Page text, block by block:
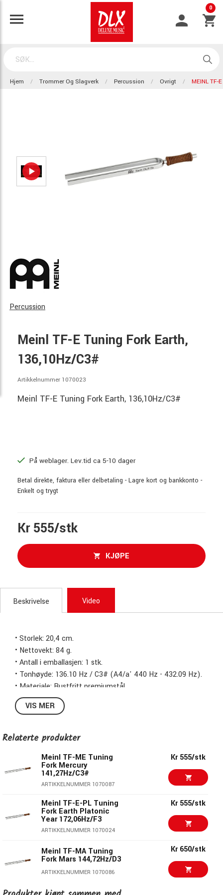
0
Hjem Trommer Og Slagverk Percussion Ovrigt MEINL TF-E
Percussion
Meinl TF-E Tuning Fork Earth,
136,10Hz/C3#
Artikkelnummer 1070023
Meinl TF-E Tuning Fork Earth, 136,10Hz/C3#
På weblager. Lev.tid ca 5-10 dager
Betal direkte, faktura eller delbetaling - Lagre kort og bankkonto -
Enkelt og trygt
Kr 555/stk
KJØPE
Beskrivelse Video
• Storlek: 20,4 cm.
• Nettovekt: 84 g.
• Antall i emballasjen: 1 stk.
• Tonhøyde: 136.10 Hz / C3# (A4/a' 440 Hz - 432.09 Hz).
• Materiale: Rustfritt premiumstål.
• Håndlaget mesterverk.
• Produsert i Tyskland.
• Ergonomisk utformet håndtak av kork.
Om Meinl Planetery Tuned Tuning Forks:
Meinl Planetære stämgafflar er stemt, ved å bruke Hans
Coustos beregninger (den kosmiske oktaven), for å
himlakroppene i vårt solsystem. Hver stämgaffel er stemt
for å gjengi den tilsvarende frekvensen fra hver himlakropp.
Designet for bruk i terapeutiske sammenhenger.
VIS MER
Relaterte produkter
Meinl TF-ME Tuning
Fork Mercury
141,27Hz/C3#
ARTIKKELNUMMER 1070087
Kr 555/stk
Meinl TF-E-PL Tuning
Fork Earth Platonic
Year 172,06Hz/F3
ARTIKKELNUMMER 1070024
Kr 555/stk
Meinl TF-MA Tuning
Fork Mars 144,72Hz/D3
ARTIKKELNUMMER 1070086
Kr 650/stk
Meinl TF-J Tuning